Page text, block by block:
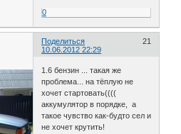
0
Поделиться
21
10.06.2012 22:29
1.6 бензин ... такая же
проблема... на тёплую не
хочет стартовать((((
аккумулятор в порядке, а
такое чувство как-будто сел и
не хочет крутить!